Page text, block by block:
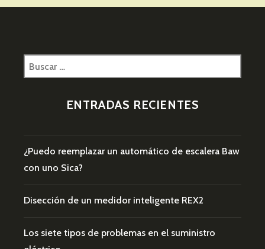
MUNDO
Buscar:
ENTRADAS RECIENTES
¿Puedo reemplazar un automático de escalera Baw
con uno Sica?
Disección de un medidor inteligente REX2
Los siete tipos de problemas en el suministro